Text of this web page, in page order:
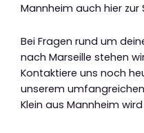
Mannheim auch hier zur
Bei Fragen rund um
nach Marseille stehen
Kontaktiere uns noch
unserem
Klein aus Mannheim